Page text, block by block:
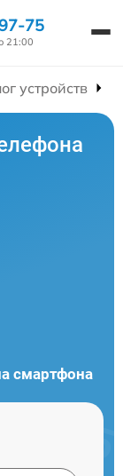
75
21:00
устройств
смартфона